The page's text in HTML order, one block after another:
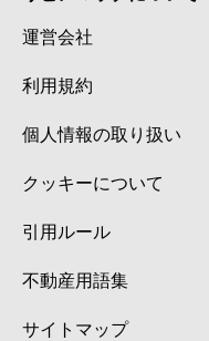
運営会社
利用規約
個人情報の取り扱い
クッキーについて
引用ルール
不動産用語集
サイトマップ